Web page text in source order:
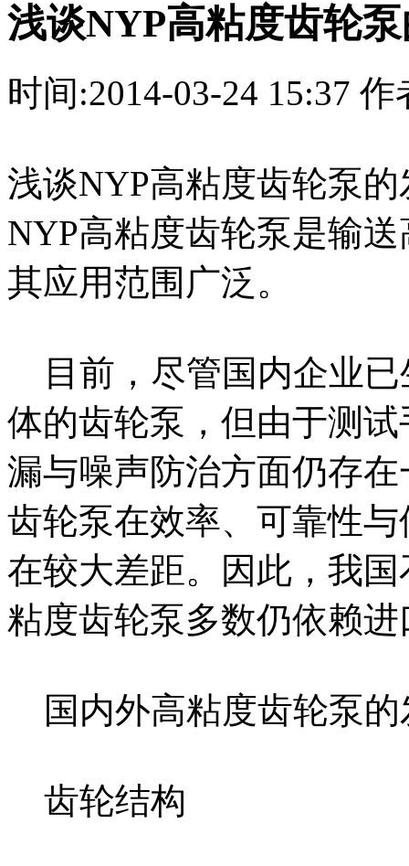
浅谈NYP高粘度齿轮
时间:2014-03-24 15:37
浅谈NYP高粘度齿轮泵
NYP高粘度齿轮泵是输
其应用范围广泛。
目前，尽管国内企业已
体的齿轮泵，但由于测
漏与噪声防治方面仍存
齿轮泵在效率、可靠性
在较大差距。因此，我
粘度齿轮泵多数仍依赖
国内外高粘度齿轮泵
齿轮结构